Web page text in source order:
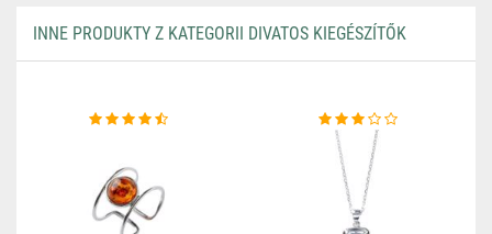
INNE PRODUKTY Z KATEGORII DIVATOS KIEGÉSZÍTŐK